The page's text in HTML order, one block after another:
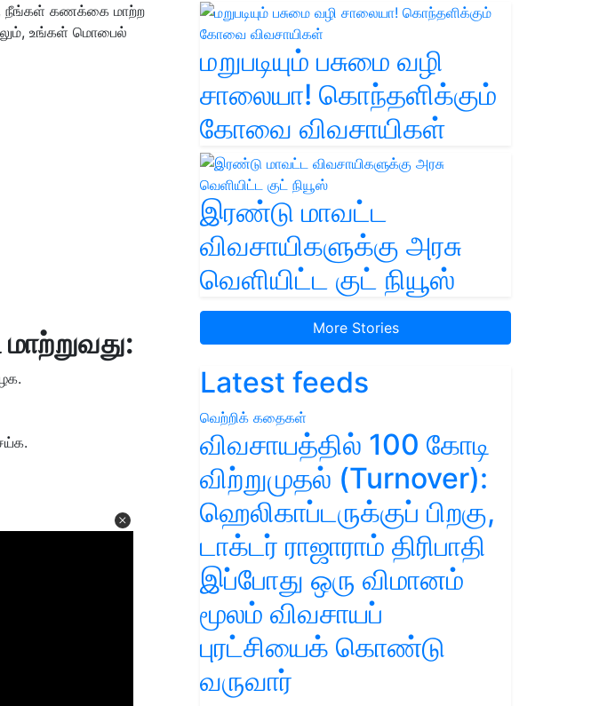
நீங்கள் கணக்கை மாற்ற
உங்கள் மொபைல்
மறுபடியும் பசுமை வழி
சாலையா! கொந்தளிக்கும்
கோவை விவசாயிகள்
இரண்டு மாவட்ட
விவசாயிகளுக்கு அரசு
வெளியிட்ட குட் நியூஸ்
More Stories
Latest feeds
வெற்றிக் கதைகள்
விவசாயத்தில் 100 கோடி
விற்றுமுதல் (Turnover):
ஹெலிகாப்டருக்குப் பிறகு,
டாக்டர் ராஜாராம் திரிபாதி
இப்போது ஒரு விமானம்
மூலம் விவசாயப்
புரட்சியைக் கொண்டு
வருவார்